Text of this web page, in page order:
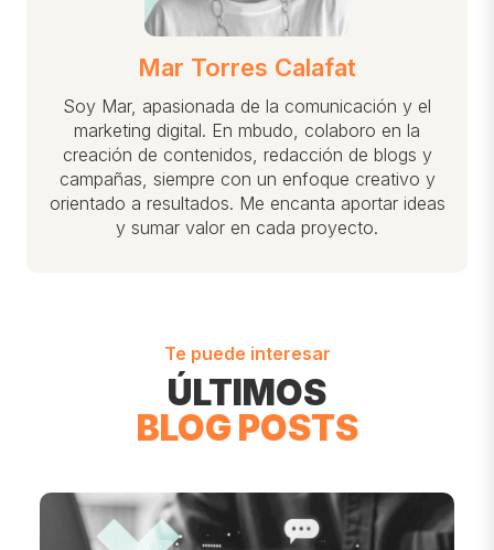
Mar Torres Calafat
Soy Mar, apasionada de la comunicación y el
marketing digital. En mbudo, colaboro en la
creación de contenidos, redacción de blogs y
campañas, siempre con un enfoque creativo y
orientado a resultados. Me encanta aportar ideas
y sumar valor en cada proyecto.
Te puede interesar
ÚLTIMOS
BLOG POSTS